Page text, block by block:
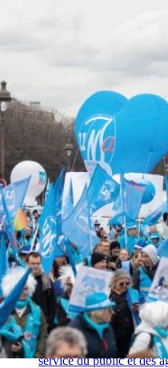
sommes-
nous ?
S'inscrire à
la
newsletter
Rémunération
|
OTE et DDI
|
Travail & santé
|
Action sociale
|
Contractuels
|
Le dialogue social
service du public et des